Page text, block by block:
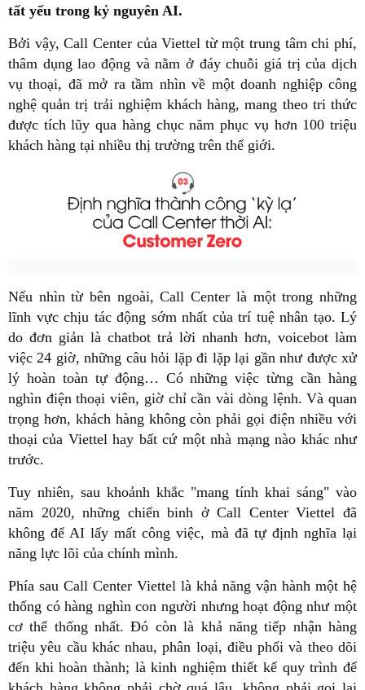
tất yếu trong kỷ nguyên AI.
Bởi vậy, Call Center của Viettel từ một trung tâm chi phí,
thâm dụng lao động và nằm ở đáy chuỗi giá trị của dịch
vụ thoại, đã mở ra tầm nhìn về một doanh nghiệp công
nghệ quản trị trải nghiệm khách hàng, mang theo tri thức
được tích lũy qua hàng chục năm phục vụ hơn 100 triệu
khách hàng tại nhiều thị trường trên thế giới.
Nếu nhìn từ bên ngoài, Call Center là một trong những
lĩnh vực chịu tác động sớm nhất của trí tuệ nhân tạo. Lý
do đơn giản là chatbot trả lời nhanh hơn, voicebot làm
việc 24 giờ, những câu hỏi lặp đi lặp lại gần như được xử
lý hoàn toàn tự động… Có những việc từng cần hàng
nghìn điện thoại viên, giờ chỉ cần vài dòng lệnh. Và quan
trọng hơn, khách hàng không còn phải gọi điện nhiều với
thoại của Viettel hay bất cứ một nhà mạng nào khác như
trước.
Tuy nhiên, sau khoảnh khắc "mang tính khai sáng" vào
năm 2020, những chiến binh ở Call Center Viettel đã
không để AI lấy mất công việc, mà đã tự định nghĩa lại
năng lực lõi của chính mình.
Phía sau Call Center Viettel là khả năng vận hành một hệ
thống có hàng nghìn con người nhưng hoạt động như một
cơ thể thống nhất. Đó còn là khả năng tiếp nhận hàng
triệu yêu cầu khác nhau, phân loại, điều phối và theo dõi
đến khi hoàn thành; là kinh nghiệm thiết kế quy trình để